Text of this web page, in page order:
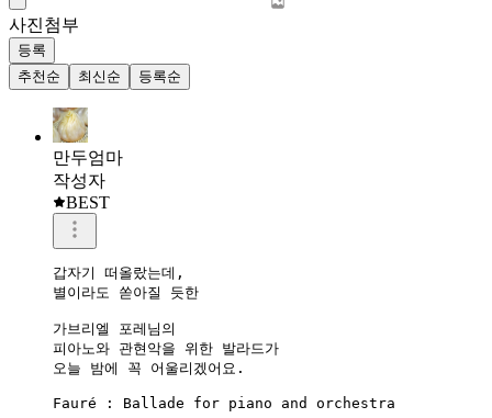
사진첨부
등록
추천순
최신순 등록순
만두엄마
작성자
BEST
갑자기 떠올랐는데,
별이라도 쏟아질 듯한
가브리엘 포레님의
피아노와 관현악을 위한 발라드가
오늘 밤에 꼭 어울리겠어요.
Fauré : Ballade for piano and orchestra